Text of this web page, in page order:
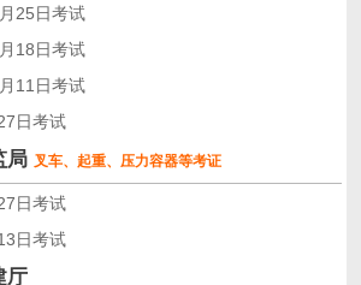
25日考试
18日考试
11日考试
日考试
局 叉车、起重、压力容器等考证
日考试
日考试
厅